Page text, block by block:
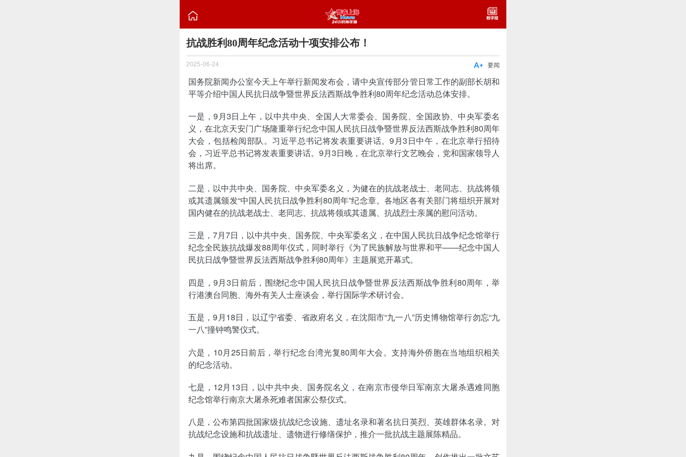

抗战胜利80周年纪念活动十项安排公布！
2025-06-24 要闻

国务院新闻办公室今天上午举行新闻发布会，请中央宣传部分管日常工作的副部长胡和
平等介绍中国人民抗日战争暨世界反法西斯战争胜利80周年纪念活动总体安排。
一是，9月3日上午，以中共中央、全国人大常委会、国务院、全国政协、中央军委名
义，在北京天安门广场隆重举行纪念中国人民抗日战争暨世界反法西斯战争胜利80周年
大会，包括检阅部队。习近平总书记将发表重要讲话。9月3日中午，在北京举行招待
会，习近平总书记将发表重要讲话。9月3日晚，在北京举行文艺晚会，党和国家领导人
将出席。
二是，以中共中央、国务院、中央军委名义，为健在的抗战老战士、老同志、抗战将领
或其遗属颁发“中国人民抗日战争胜利80周年”纪念章。各地区各有关部门将组织开展对
国内健在的抗战老战士、老同志、抗战将领或其遗属、抗战烈士亲属的慰问活动。
三是，7月7日，以中共中央、国务院、中央军委名义，在中国人民抗日战争纪念馆举行
纪念全民族抗战爆发88周年仪式，同时举行《为了民族解放与世界和平——纪念中国人
民抗日战争暨世界反法西斯战争胜利80周年》主题展览开幕式。
四是，9月3日前后，围绕纪念中国人民抗日战争暨世界反法西斯战争胜利80周年，举
行港澳台同胞、海外有关人士座谈会，举行国际学术研讨会。
五是，9月18日，以辽宁省委、省政府名义，在沈阳市“九一八”历史博物馆举行勿忘“九
一八”撞钟鸣警仪式。
六是，10月25日前后，举行纪念台湾光复80周年大会。支持海外侨胞在当地组织相关
的纪念活动。
七是，12月13日，以中共中央、国务院名义，在南京市侵华日军南京大屠杀遇难同胞
纪念馆举行南京大屠杀死难者国家公祭仪式。
八是，公布第四批国家级抗战纪念设施、遗址名录和著名抗日英烈、英雄群体名录。对
抗战纪念设施和抗战遗址、遗物进行修缮保护，推介一批抗战主题展陈精品。